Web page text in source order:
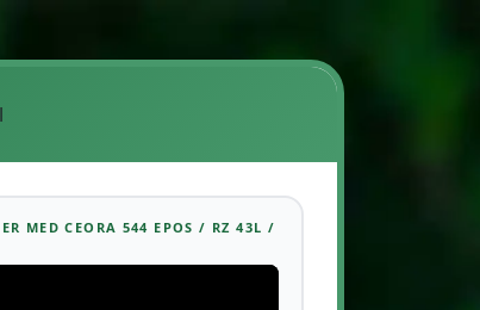
MED CEORA 544 EPOS / RZ 43L /